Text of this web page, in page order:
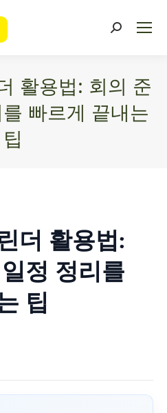
활용법: 회의 준
빠르게 끝내는
팁
더 활용법:
정 정리를
팁